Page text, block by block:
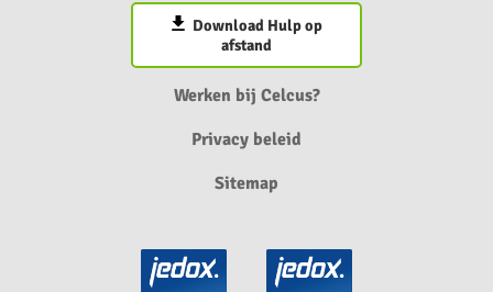
Download Hulp op
afstand
Werken bij Celcus?
Privacy beleid
Sitemap